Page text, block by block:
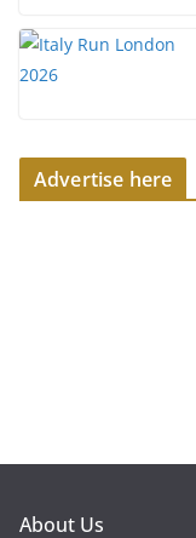
Advertise here
About Us